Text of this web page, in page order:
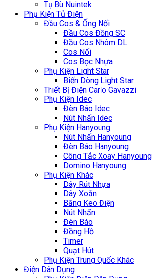
Tụ Bù Nuintek
Phụ Kiện Tủ Điện
Đầu Cos & Ống Nối
Đầu Cos Đồng SC
Đầu Cos Nhôm DL
Cos Nối
Cos Bọc Nhựa
Phụ Kiện Light Star
Biến Dòng Light Star
Thiết Bị Điện Carlo Gavazzi
Phụ Kiện Idec
Đèn Báo Idec
Nút Nhấn Idec
Phụ Kiện Hanyoung
Nút Nhấn Hanyoung
Đèn Báo Hanyoung
Công Tắc Xoay Hanyoung
Domino Hanyoung
Phụ Kiện Khác
Dây Rút Nhựa
Dây Xoắn
Băng Keo Điện
Nút Nhấn
Đèn Báo
Đồng Hồ
Timer
Quạt Hút
Phụ Kiện Trung Quốc Khác
Điện Dân Dụng